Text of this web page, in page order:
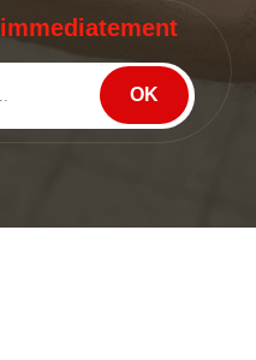
immediatement